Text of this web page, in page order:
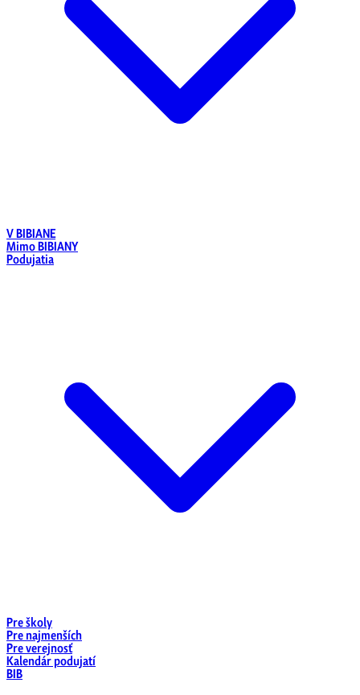
V BIBIANE
Mimo BIBIANY
Podujatia
Pre školy
Pre najmenších
Pre verejnosť
Kalendár podujatí
BIB